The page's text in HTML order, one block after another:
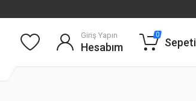
Giriş Yapın
Hesabım
0